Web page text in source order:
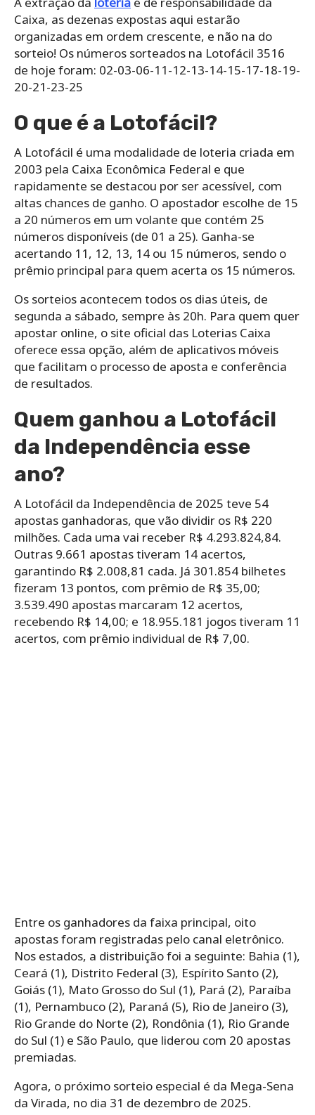
Caixa, as dezenas expostas aqui estarão
organizadas em ordem crescente, e não na do
sorteio! Os números sorteados na Lotofácil 3516
de hoje foram: 02-03-06-11-12-13-14-15-17-18-19-
20-21-23-25
O que é a Lotofácil?
A Lotofácil é uma modalidade de loteria criada em
2003 pela Caixa Econômica Federal e que
rapidamente se destacou por ser acessível, com
altas chances de ganho. O apostador escolhe de 15
a 20 números em um volante que contém 25
números disponíveis (de 01 a 25). Ganha-se
acertando 11, 12, 13, 14 ou 15 números, sendo o
prêmio principal para quem acerta os 15 números.
Os sorteios acontecem todos os dias úteis, de
segunda a sábado, sempre às 20h. Para quem quer
apostar online, o site oficial das Loterias Caixa
oferece essa opção, além de aplicativos móveis
que facilitam o processo de aposta e conferência
de resultados.
Quem ganhou a Lotofácil
da Independência esse
ano?
A Lotofácil da Independência de 2025 teve 54
apostas ganhadoras, que vão dividir os R$ 220
milhões. Cada uma vai receber R$ 4.293.824,84.
Outras 9.661 apostas tiveram 14 acertos,
garantindo R$ 2.008,81 cada. Já 301.854 bilhetes
fizeram 13 pontos, com prêmio de R$ 35,00;
3.539.490 apostas marcaram 12 acertos,
recebendo R$ 14,00; e 18.955.181 jogos tiveram 11
acertos, com prêmio individual de R$ 7,00.
Entre os ganhadores da faixa principal, oito
apostas foram registradas pelo canal eletrônico.
Nos estados, a distribuição foi a seguinte: Bahia (1),
Ceará (1), Distrito Federal (3), Espírito Santo (2),
Goiás (1), Mato Grosso do Sul (1), Pará (2), Paraíba
(1), Pernambuco (2), Paraná (5), Rio de Janeiro (3),
Rio Grande do Norte (2), Rondônia (1), Rio Grande
do Sul (1) e São Paulo, que liderou com 20 apostas
premiadas.
Agora, o próximo sorteio especial é da Mega-Sena
da Virada, no dia 31 de dezembro de 2025.